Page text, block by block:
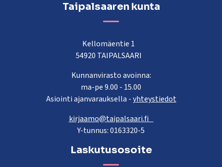
Taipalsaaren kunta
Kellomäentie 1
54920 TAIPALSAARI
Kunnanvirasto avoinna:
ma-pe 9.00 - 15.00
Asiointi ajanvarauksella -yhteystiedot
kirjaamo@taipalsaari.fi
Y-tunnus: 0163320-5
Laskutusosoite